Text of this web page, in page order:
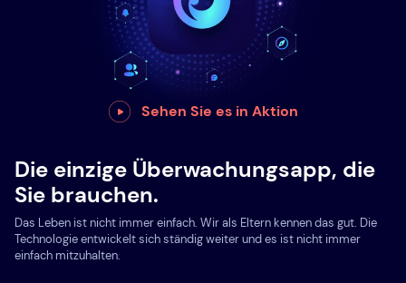
Sehen Sie es in Aktion
Die einzige Überwachungsapp, die
Sie brauchen.
Das Leben ist nicht immer einfach. Wir als Eltern kennen das gut. Die
Technologie entwickelt sich ständig weiter und es ist nicht immer
einfach mitzuhalten.